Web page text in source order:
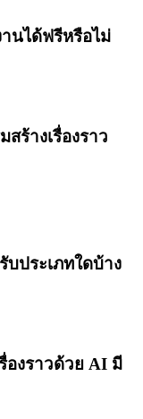
นได้ฟรีหรือไม่
ร้างเรื่องราว
บประเภทใดบ้าง
องราวด้วย AI มี